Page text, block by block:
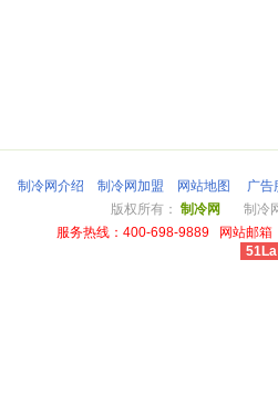
制冷网介绍 制冷网加盟 网站地图
广告
版权所有： 制冷网
制冷网
服务热线：400-698-9889 网站邮
51La